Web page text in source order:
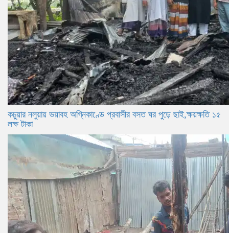
কচুয়ার নলুয়ায় ভয়াবহ অগ্নিকাণ্ডে প্রবাসীর বসত ঘর পুড়ে ছাই,ক্ষয়ক্ষতি ১৫
লক্ষ টাকা